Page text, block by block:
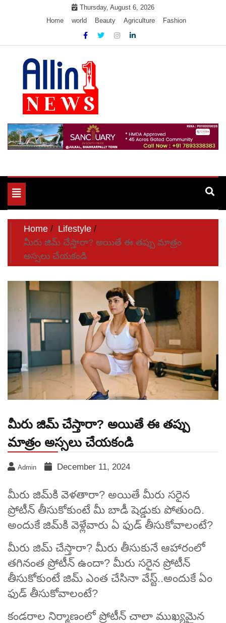
Thursday, August 6, 2026
Home
world Beauty Agriculture Fashion
Allin1news
Toggle
navigation
Home
Lifestyle
మీరు జిమ్ చేస్తారా? అయితే ఈ తప్పు మాత్రం
అస్సలు చేయకండి
మీరు జిమ్ చేస్తారా? అయితే ఈ తప్పు
మాత్రం అస్సలు చేయకండి
Admin December 11, 2024
మీరు జిమ్‌కి వెళతారా? అయితే మీరు సరైన
ప్రోటీన్ తీసుకోకుంటే మీ బాడీ షెడ్డుకు పోతుంది.
అందుకే జిమ్‌కి వెళ్లేవారు ఏ ఫుడ్ తీసుకోవాలంటే?
మీరు జిమ్ చేస్తారా? మీరు తీసుకునే ఆహారంలో
తగినంత ప్రోటీన్ ఉందా? మీరు సరైన ప్రోటీన్
తీసుకోకుంటే జిమ్ ఎంత చేసినా వేస్ట్..అందుకే ఏం
ఫుడ్ తీసుకోవాలంటే?
కండరాల నిర్మాణంలో ప్రోటీన్ చాలా ముఖ్యమైన